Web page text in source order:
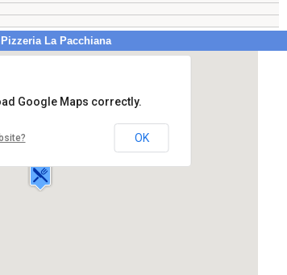
La Pacchiana
04020 SANTI COSMA E
Google Maps correctly.
OK